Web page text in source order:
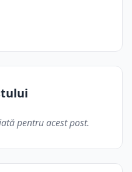
pentru acest post.